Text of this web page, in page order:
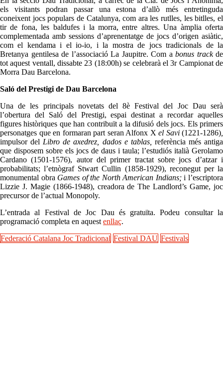
els visitants podran passar una estona d’allò més entretinguda
coneixent jocs populars de Catalunya, com ara les rutlles, les bitlles, el
tir de fona, les baldufes i la morra, entre altres. Una àmplia oferta
complementada amb sessions d’aprenentatge de jocs d’origen asiàtic,
com el kendama i el io-io, i la mostra de jocs tradicionals de la
Bretanya gentilesa de l’associació La Jaupitre. Com a bonus track de
tot aquest ventall, dissabte 23 (18:00h) se celebrarà el 3r Campionat de
Morra Dau Barcelona.
Saló del Prestigi de Dau Barcelona
Una de les principals novetats del 8è Festival del Joc Dau serà
l’obertura del Saló del Prestigi, espai destinat a recordar aquelles
figures històriques que han contribuït a la difusió dels jocs. Els primers
personatges que en formaran part seran Alfonx X el Savi (1221-1286),
impulsor delLibro de axedrez, dados e tablas, referència més antiga
que disposem sobre els jocs de daus i taula; l’estudiós italià Gerolamo
Cardano (1501-1576), autor del primer tractat sobre jocs d’atzar i
probabilitats; l’etnògraf Stwart Cullin (1858-1929), reconegut per la
monumental obra Games of the North American Indians;i l’escriptora
Lizzie J. Magie (1866-1948), creadora de The Landlord’s Game, joc
precursor de l’actual Monopoly.
L’entrada al Festival de Joc Dau és gratuïta. Podeu consultar la
programació completa en aquestenllaç.
Federació Catalana Joc Tradicional Festival DAU Festivals